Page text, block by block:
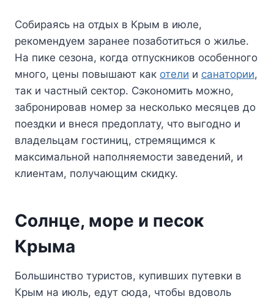
Собираясь на отдых в Крым в июле,
рекомендуем заранее позаботиться о жилье.
На пике сезона, когда отпускников особенного
много, цены повышают как отели и санатории,
так и частный сектор. Сэкономить можно,
забронировав номер за несколько месяцев до
поездки и внеся предоплату, что выгодно и
владельцам гостиниц, стремящимся к
максимальной наполняемости заведений, и
клиентам, получающим скидку.
Солнце, море и песок
Крыма
Большинство туристов, купивших путевки в
Крым на июль, едут сюда, чтобы вдоволь